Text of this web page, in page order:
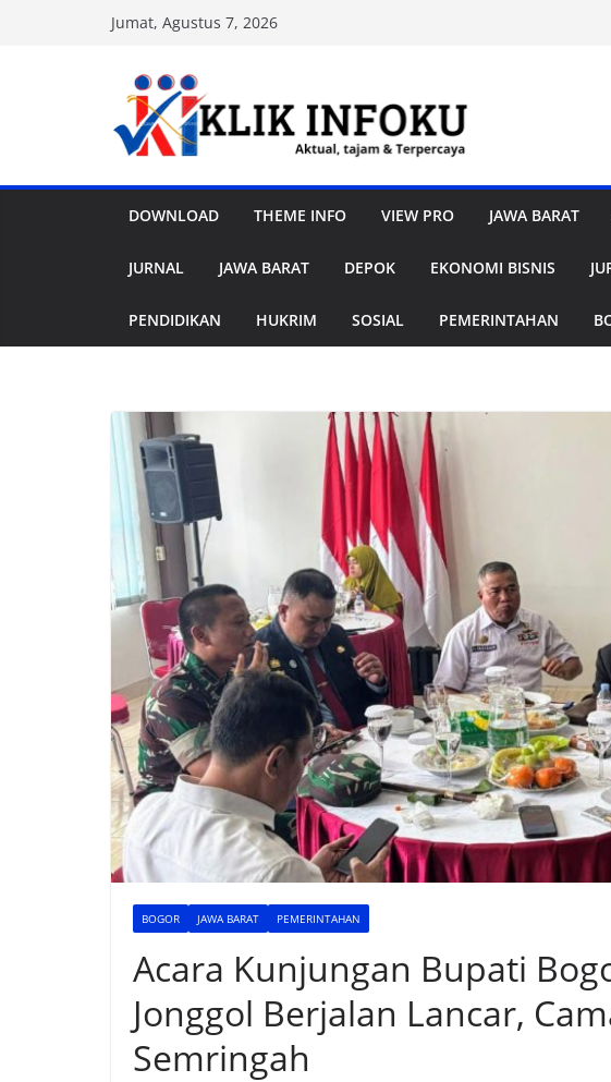
Jumat, Agustus 7, 2026
DOWNLOAD THEME INFO VIEW PRO JAWA BARAT
JURNAL JAWA BARAT DEPOK EKONOMI BISNIS
PENDIDIKAN HUKRIM SOSIAL PEMERINTAHAN
BOGOR JAWA BARAT PEMERINTAHAN
Acara Kunjungan Bupati
Jonggol Berjalan Lancar,
Semringah